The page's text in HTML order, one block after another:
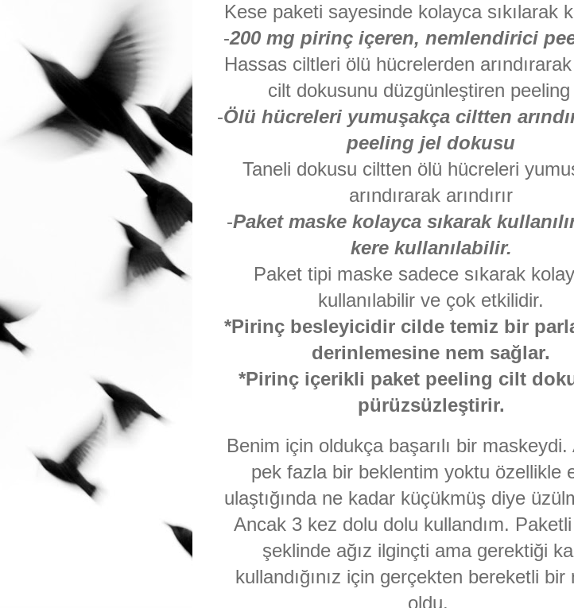
Kese paketi sayesinde kolayca sıkılarak
-200 mg pirinç içeren, nemlendirici
Hassas ciltleri ölü hücrelerden
cilt dokusunu düzgünleştiren peeling
-Ölü hücreleri yumuşakça ciltten
peeling jel dokusu
Taneli dokusu ciltten ölü hücreleri
arındırarak arındırır
-Paket maske kolayca sıkarak
kere kullanılabilir.
Paket tipi maske sadece sıkarak
kullanılabilir ve çok etkilidir.
*Pirinç besleyicidir cilde temiz bir
derinlemesine nem sağlar.
*Pirinç içerikli paket peeling cilt
pürüzsüzleştirir.
Benim için oldukça başarılı bir maskeydi.
pek fazla bir beklentim yoktu özellikle
ulaştığında ne kadar küçükmüş diye
Ancak 3 kez dolu dolu kullandım.
şeklinde ağız ilginçti ama gerektiği
kullandığınız için gerçekten bereketli bir
oldu.